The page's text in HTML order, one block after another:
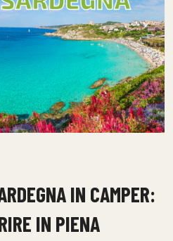
IN CAMPER:
IN PIENA